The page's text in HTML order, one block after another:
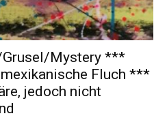
Grusel/Mystery ***
Fluch ***
jedoch nicht